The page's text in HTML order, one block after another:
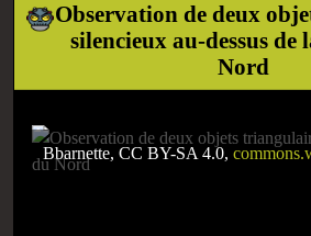
Observation de deux
silencieux au-dessus de
Nord
Bbarnette, CC BY-SA 4.0,